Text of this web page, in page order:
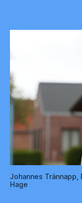
Johannes
Hage